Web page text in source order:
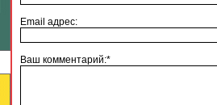
Email адрес:
Ваш комментарий:*